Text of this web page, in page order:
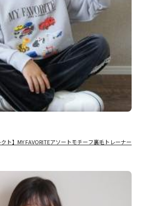
ト】MY FAVORITEアソートモチーフ裏毛トレーナー